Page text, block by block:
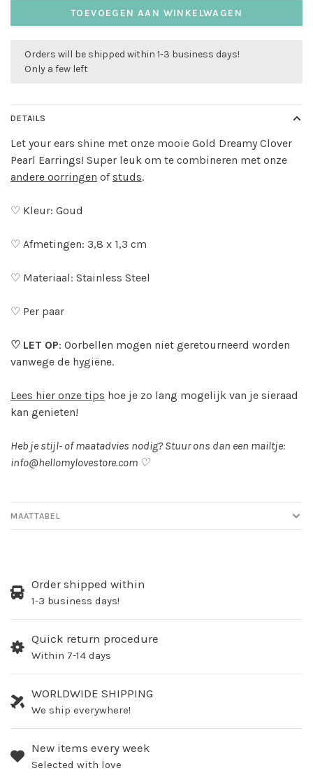
TOEVOEGEN AAN WINKELWAGEN
Orders will be shipped within 1-3 business days!
Only a few left
DETAILS
Let your ears shine met onze mooie Gold Dreamy Clover
Pearl Earrings! Super leuk om te combineren met onze
andere oorringen of studs.
♡ Kleur: Goud
♡ Afmetingen: 3,8 x 1,3 cm
♡ Materiaal: Stainless Steel
♡ Per paar
♡ LET OP: Oorbellen mogen niet geretourneerd worden
vanwege de hygiëne.
Lees hier onze tips hoe je zo lang mogelijk van je sieraad
kan genieten!
Heb je stijl- of maatadvies nodig? Stuur ons dan een mailtje:
info@hellomylovestore.com ♡
MAATTABEL
Order shipped within
1-3 business days!
Quick return procedure
Within 7-14 days
WORLDWIDE SHIPPING
We ship everywhere!
New items every week
Selected with love